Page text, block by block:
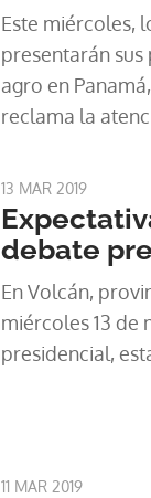
Este miércoles,
presentarán
agro en
reclama la
13 MAR 2019
debate
En Volcán,
miércoles 13 de
presidencial,
11 MAR 2019